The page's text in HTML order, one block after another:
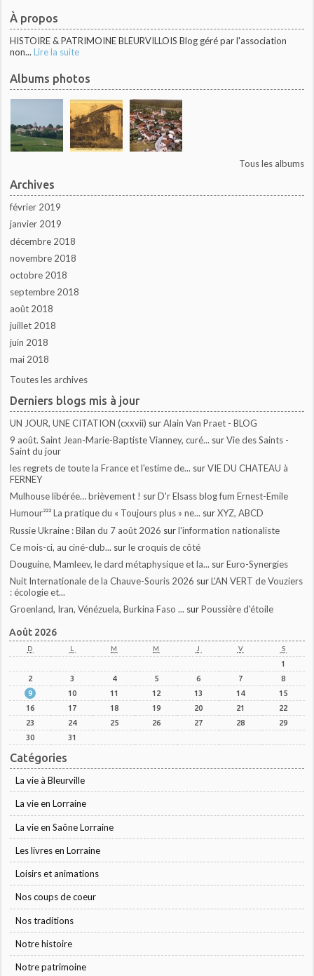
À propos
HISTOIRE & PATRIMOINE BLEURVILLOIS Blog géré par l'association
non... Lire la suite
Albums photos
Tous les albums
Archives
février 2019
janvier 2019
décembre 2018
novembre 2018
octobre 2018
septembre 2018
août 2018
juillet 2018
juin 2018
mai 2018
Toutes les archives
Derniers blogs mis à jour
UN JOUR, UNE CITATION (cxxvii) surAlain Van Praet - BLOG
9 août. Saint Jean-Marie-Baptiste Vianney, curé... surVie des Saints -
Saint du jour
les regrets de toute la France et l'estime de... surVIE DU CHATEAU à
FERNEY
Mulhouse libérée… brièvement ! surD'r Elsass blog fum Ernest-Emile
Humour²²² La pratique du « Toujours plus » ne... surXYZ, ABCD
Russie Ukraine : Bilan du 7 août 2026 surl'information nationaliste
Ce mois-ci, au ciné-club... surle croquis de côté
Douguine, Mamleev, le dard métaphysique et la... surEuro-Synergies
Nuit Internationale de la Chauve-Souris 2026 surL'AN VERT de Vouziers
: écologie et...
Groenland, Iran, Vénézuela, Burkina Faso ... surPoussière d'étoile
Août 2026
D L M M J V S
1
2
3 4 5 6 7
8
9
10 11 12 13 14
15
16
17 18 19 20 21
22
23
24 25 26 27 28
29
30
31
Catégories
La vie à Bleurville
La vie en Lorraine
La vie en Saône Lorraine
Les livres en Lorraine
Loisirs et animations
Nos coups de coeur
Nos traditions
Notre histoire
Notre patrimoine